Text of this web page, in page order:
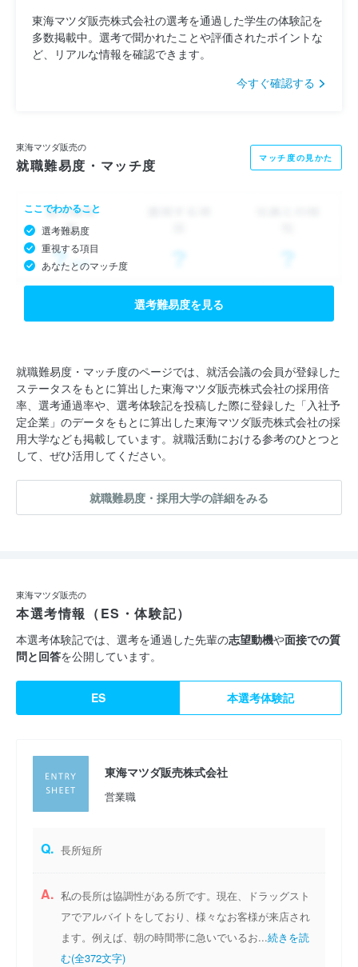
東海マツダ販売株式会社の選考を通過した学生の体験記を
多数掲載中。選考で聞かれたことや評価されたポイントな
ど、リアルな情報を確認できます。
今すぐ確認する
東海マツダ販売の
就職難易度・マッチ度 マッチ度の見かた
ここでわかること
選考難易度
重視する項目
あなたとのマッチ度
選考難易度を見る
就職難易度・マッチ度のページでは、就活会議の会員が登録した
ステータスをもとに算出した東海マツダ販売株式会社の採用倍
率、選考通過率や、選考体験記を投稿した際に登録した「入社予
定企業」のデータをもとに算出した東海マツダ販売株式会社の採
用大学なども掲載しています。就職活動における参考のひとつと
して、ぜひ活用してください。
就職難易度・採用大学の詳細をみる
東海マツダ販売の
本選考情報（ES・体験記）
本選考体験記では、選考を通過した先輩の志望動機や面接での質
問と回答を公開しています。
ES 本選考体験記
東海マツダ販売株式会社
営業職
Q. 長所短所
A. 私の長所は協調性がある所です。現在、ドラッグスト
アでアルバイトをしており、様々なお客様が来店され
ます。例えば、朝の時間帯に急いでいるお...続きを読
む(全372文字)